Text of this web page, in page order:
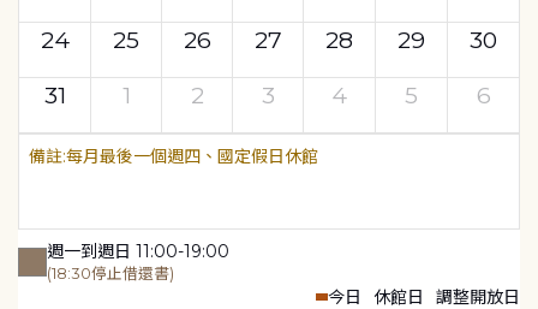
24
25 26 27 28 29
30
31
1 2 3 4 5 6
每月最後一個週四、國定假日休館
週一到週日 11:00-19:00
(18:30停止借還書)
今日 休館日 調整開放日